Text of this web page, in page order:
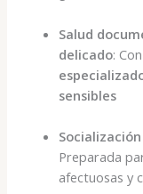
Salud
delicado: Con
sensibles
Preparada
afectuosas y